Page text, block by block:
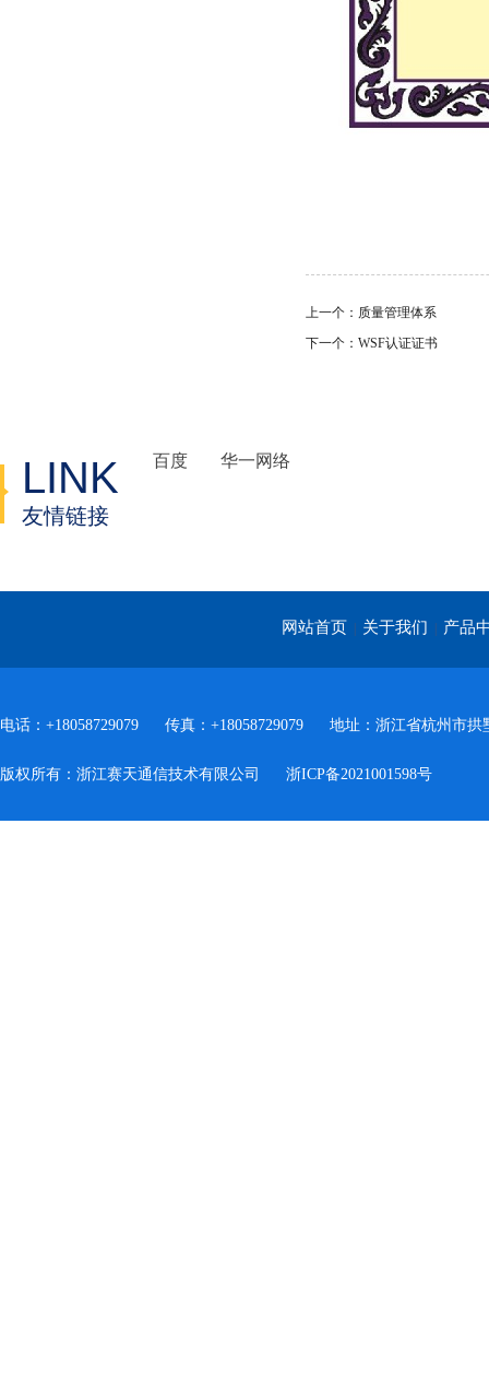
上一个：质量管理体系
下一个：WSF认证证书
LINK
友情链接
百度 华一网络
网站首页 关于我们 产品
电话：+18058729079 传真：+18058729079 地址：浙江省杭州市拱
版权所有：浙江赛天通信技术有限公司 浙ICP备2021001598号